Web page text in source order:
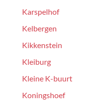
Karspelhof
Kelbergen
Kikkenstein
Kleiburg
Kleine K-buurt
Koningshoef